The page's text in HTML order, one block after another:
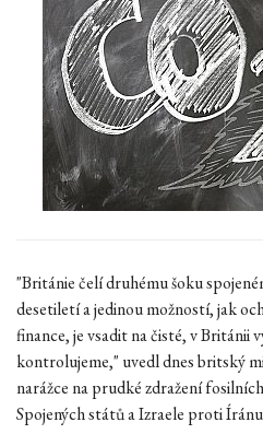
"Británie čelí druhému šoku
desetiletí a jedinou možností, jak
finance, je vsadit na čisté, v Británii
kontrolujeme," uvedl dnes britský
narážce na prudké zdražení
Spojených států a Izraele proti